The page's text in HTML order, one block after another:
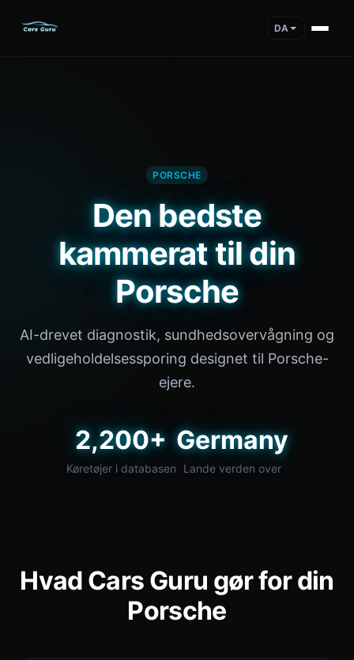
DA
PORSCHE
Den bedste
kammerat til din
Porsche
AI-drevet diagnostik, sundhedsovervågning og
vedligeholdelsessporing designet til Porsche-
ejere.
2,200+
Køretøjer i databasen
Germany
Lande verden over
Hvad Cars Guru gør for din
Porsche